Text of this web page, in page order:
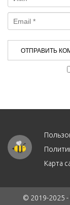
Карта
© 2019-2025